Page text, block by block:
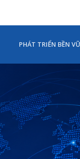
PHÁT TRIỂN BỀN